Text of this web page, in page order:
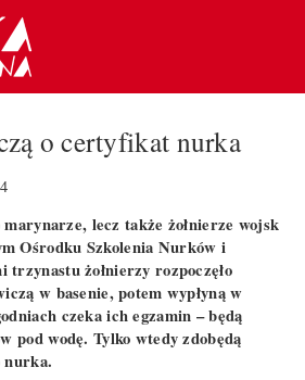
o certyfikat nurka
lecz także żołnierze wojsk
Ośrodku Szkolenia Nurków i
trzynastu żołnierzy rozpoczęło
w basenie, potem wypłyną w
czeka ich egzamin – będą
pod wodę. Tylko wtedy zdobędą
nurka.